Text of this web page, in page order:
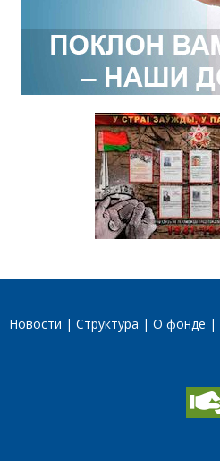
Новости Структура О фонде